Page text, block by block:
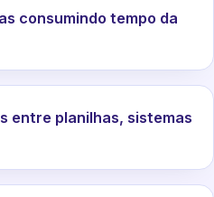
consumindo tempo da
entre planilhas, sistemas